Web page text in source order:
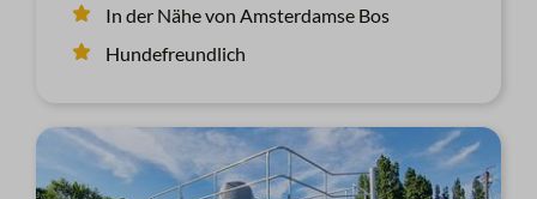
In der Nähe von Amsterdamse Bos
Hundefreundlich